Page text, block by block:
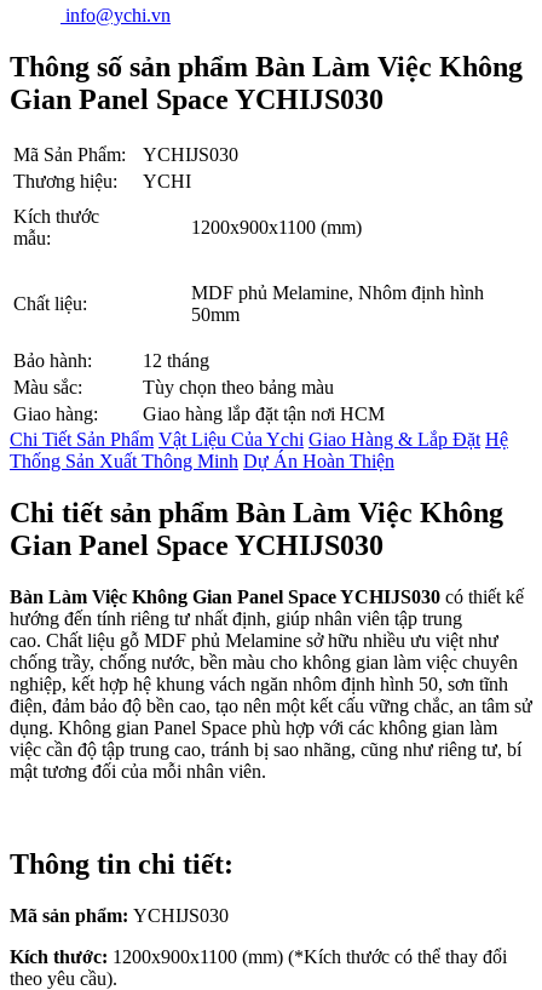
info@ychi.vn
Thông số sản phẩm Bàn Làm Việc Không
Gian Panel Space YCHIJS030
Mã Sản Phẩm:
YCHIJS030
Thương hiệu:
YCHI
Kích thước
mẫu:
1200x900x1100 (mm)
Chất liệu:
MDF phủ Melamine, Nhôm định hình
50mm
Bảo hành:
12 tháng
Màu sắc:
Tùy chọn theo bảng màu
Giao hàng:
Giao hàng lắp đặt tận nơi HCM
Chi Tiết Sản Phẩm Vật Liệu Của Ychi Giao Hàng & Lắp Đặt Hệ
Thống Sản Xuất Thông Minh Dự Án Hoàn Thiện
Chi tiết sản phẩm Bàn Làm Việc Không
Gian Panel Space YCHIJS030
Bàn Làm Việc Không Gian Panel Space YCHIJS030 có thiết kế
hướng đến tính riêng tư nhất định, giúp nhân viên tập trung
cao. Chất liệu gỗ MDF phủ Melamine sở hữu nhiều ưu việt như
chống trầy, chống nước, bền màu cho không gian làm việc chuyên
nghiệp, kết hợp hệ khung vách ngăn nhôm định hình 50, sơn tĩnh
điện, đảm bảo độ bền cao, tạo nên một kết cấu vững chắc, an tâm sử
dụng. Không gian Panel Space phù hợp với các không gian làm
việc cần độ tập trung cao, tránh bị sao nhãng, cũng như riêng tư, bí
mật tương đối của mỗi nhân viên.
Thông tin chi tiết:
Mã sản phẩm: YCHIJS030
Kích thước: 1200x900x1100 (mm) (*Kích thước có thể thay đổi
theo yêu cầu).